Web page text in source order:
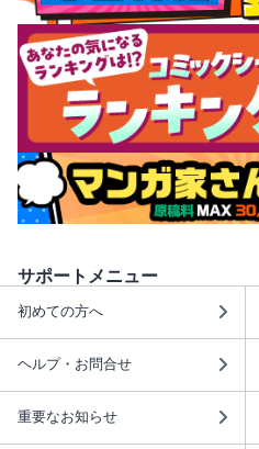
サポートメニュー
初めての方へ
ヘルプ・お問合せ
重要なお知らせ